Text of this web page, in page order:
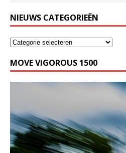
NIEUWS CATEGORIEËN
MOVE VIGOROUS 1500